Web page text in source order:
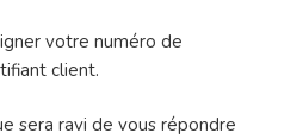
votre numéro de
client.
sera ravi de vous répondre